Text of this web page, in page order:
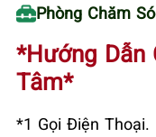
Phòng Chăm
*Hướng Dẫn
Tâm*
*1 Gọi Điện Thoại.